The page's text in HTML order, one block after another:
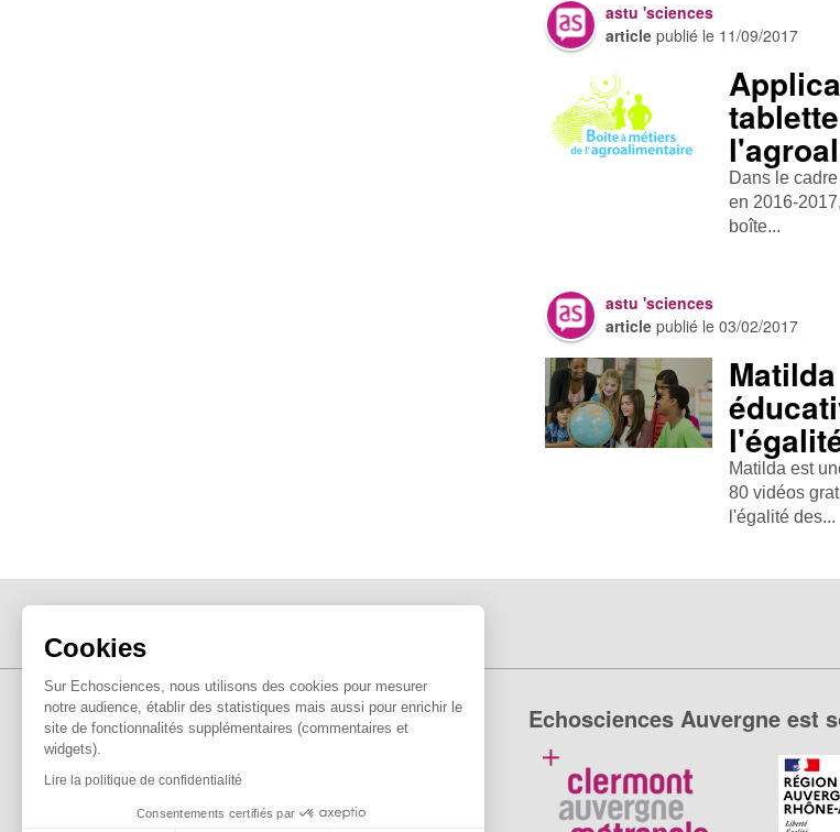
Cookies
Sur Echosciences, nous utilisons des cookies pour mesurer
notre audience, établir des statistiques mais aussi pour enrichir le
site de fonctionnalités supplémentaires (commentaires et
widgets).
Lire la politique de confidentialité
Consentements certifiés par
astu 'sciences
article publié le 11/09/2017
Dans le
en 2016-
boîte...
astu 'sciences
article publié le03/02/2017
Matilda est
80 vidéos
l'égalité des...
Echosciences Auvergne est